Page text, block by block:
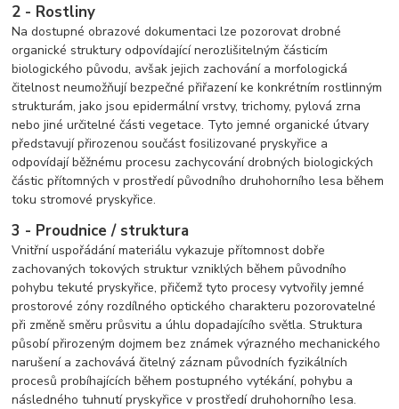
2 - Rostliny
Na dostupné obrazové dokumentaci lze pozorovat drobné
organické struktury odpovídající nerozlišitelným částicím
biologického původu, avšak jejich zachování a morfologická
čitelnost neumožňují bezpečné přiřazení ke konkrétním rostlinným
strukturám, jako jsou epidermální vrstvy, trichomy, pylová zrna
nebo jiné určitelné části vegetace. Tyto jemné organické útvary
představují přirozenou součást fosilizované pryskyřice a
odpovídají běžnému procesu zachycování drobných biologických
částic přítomných v prostředí původního druhohorního lesa během
toku stromové pryskyřice.
3 - Proudnice / struktura
Vnitřní uspořádání materiálu vykazuje přítomnost dobře
zachovaných tokových struktur vzniklých během původního
pohybu tekuté pryskyřice, přičemž tyto procesy vytvořily jemné
prostorové zóny rozdílného optického charakteru pozorovatelné
při změně směru průsvitu a úhlu dopadajícího světla. Struktura
působí přirozeným dojmem bez známek výrazného mechanického
narušení a zachovává čitelný záznam původních fyzikálních
procesů probíhajících během postupného vytékání, pohybu a
následného tuhnutí pryskyřice v prostředí druhohorního lesa.